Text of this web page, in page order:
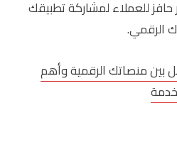
للعملاء لمشاركة تطبيقك
الرقمي.
منصاتك الرقمية وأهم